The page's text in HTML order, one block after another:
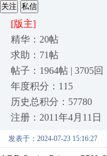
关注 私信
[版主]
精华：20帖
求助：71帖
帖子：1964帖 | 3705回
年度积分：115
历史总积分：57780
注册：2011年4月11日
发表于：2024-07-23 15:16:27